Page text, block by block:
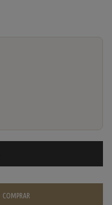
COMPRAR